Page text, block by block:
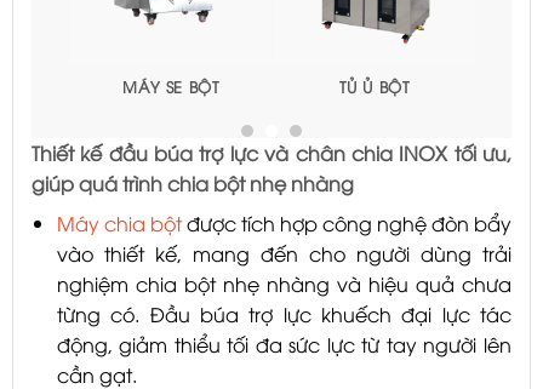
MÁY TRỘN BỘT BÁNH
LÒ NƯỚNG BÁNH MÌ
Thiết kế đầu búa trợ lực và chân chia INOX tối ưu,
giúp quá trình chia bột nhẹ nhàng
Máy chia bộtđược tích hợp công nghệ đòn bẩy
vào thiết kế, mang đến cho người dùng trải
nghiệm chia bột nhẹ nhàng và hiệu quả chưa
từng có. Đầu búa trợ lực khuếch đại lực tác
động, giảm thiểu tối đa sức lực từ tay người lên
cần gạt.